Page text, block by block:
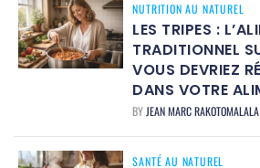
NUTRITION AU NATUREL
LES TRIPES :
TRADITIONNEL
VOUS DEVRIEZ
DANS VOTRE
BY JEAN MARC RAKOTOMALALA
SANTÉ AU NATUREL